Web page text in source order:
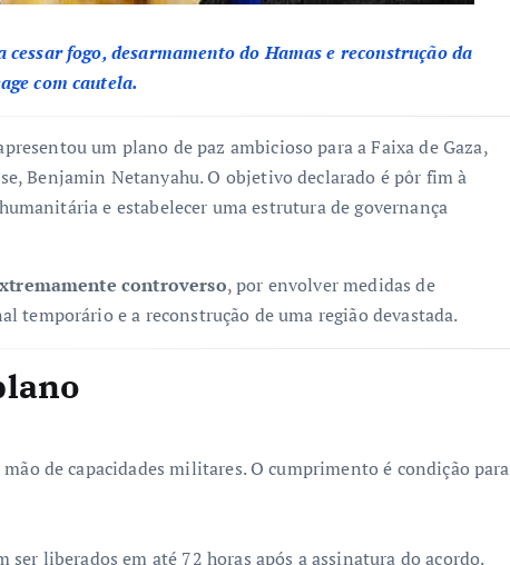
fogo, desarmamento do Hamas e reconstrução da
com cautela.
um plano de paz ambicioso para a Faixa de Gaza,
Benjamin Netanyahu. O objetivo declarado é pôr fim à
e estabelecer uma estrutura de governança
controverso, por envolver medidas de
temporário e a reconstrução de uma região devastada.
de capacidades militares. O cumprimento é condição para
ser liberados em até 72 horas após a assinatura do acordo.